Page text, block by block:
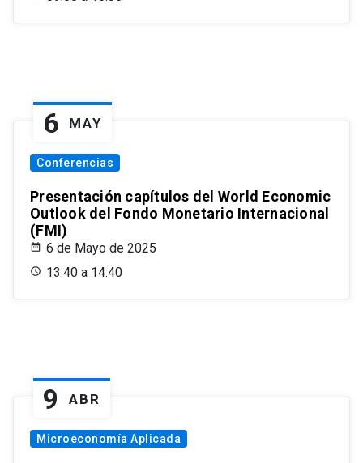
6 MAY
Conferencias
Presentación capítulos del World Economic
Outlook del Fondo Monetario Internacional
(FMI)
6 de Mayo de 2025
13:40 a 14:40
9 ABR
Microeconomía Aplicada